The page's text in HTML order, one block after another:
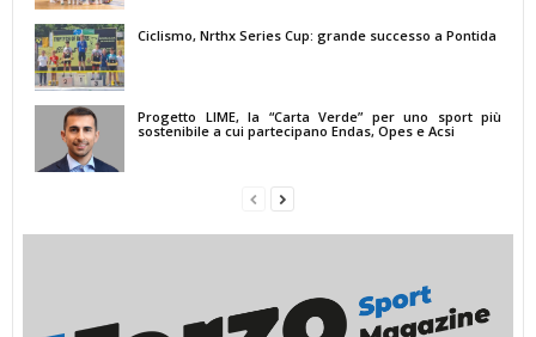
Ciclismo, Nrthx Series Cup: grande successo a Pontida
Progetto LIME, la “Carta Verde” per uno sport più
sostenibile a cui partecipano Endas, Opes e Acsi